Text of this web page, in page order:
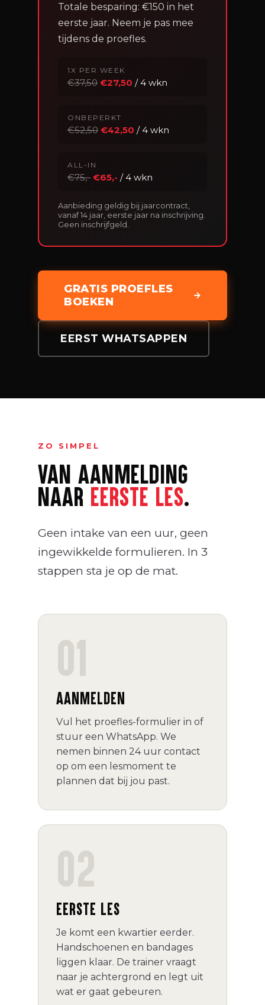
Totale besparing: €150 in het
eerste jaar. Neem je pas mee
tijdens de proefles.
1X PER WEEK
€37,50 €27,50 / 4 wkn
ONBEPERKT
€52,50 €42,50 / 4 wkn
ALL-IN
€75,- €65,- / 4 wkn
Aanbieding geldig bij jaarcontract,
vanaf 14 jaar, eerste jaar na inschrijving.
Geen inschrijfgeld.
GRATIS PROEFLES
BOEKEN
EERST WHATSAPPEN
ZO SIMPEL
VAN AANMELDING
NAAR EERSTE LES.
Geen intake van een uur, geen
ingewikkelde formulieren. In 3
stappen sta je op de mat.
01
AANMELDEN
Vul het proefles-formulier in of
stuur een WhatsApp. We
nemen binnen 24 uur contact
op om een lesmoment te
plannen dat bij jou past.
02
EERSTE LES
Je komt een kwartier eerder.
Handschoenen en bandages
liggen klaar. De trainer vraagt
naar je achtergrond en legt uit
wat er gaat gebeuren.